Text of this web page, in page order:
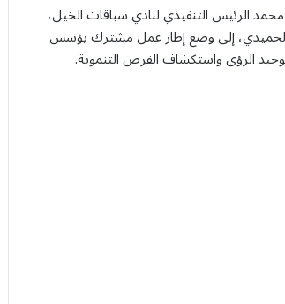
الرئيس التنفيذي لنادي سباقات الخيل،
الحميدي، إلى وضع إطار عمل مشترك يؤسس
الرؤى واستكشاف الفرص التنموية.